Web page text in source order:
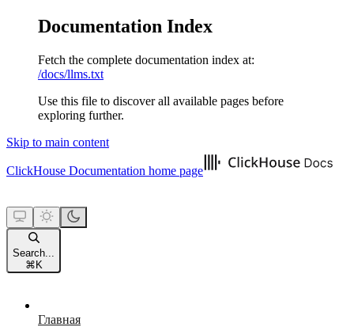
Documentation Index
Fetch the complete documentation index at:
/docs/llms.txt
Use this file to discover all available pages before
exploring further.
Skip to main content
ClickHouse Documentation home page
Search...
⌘ K
Главная